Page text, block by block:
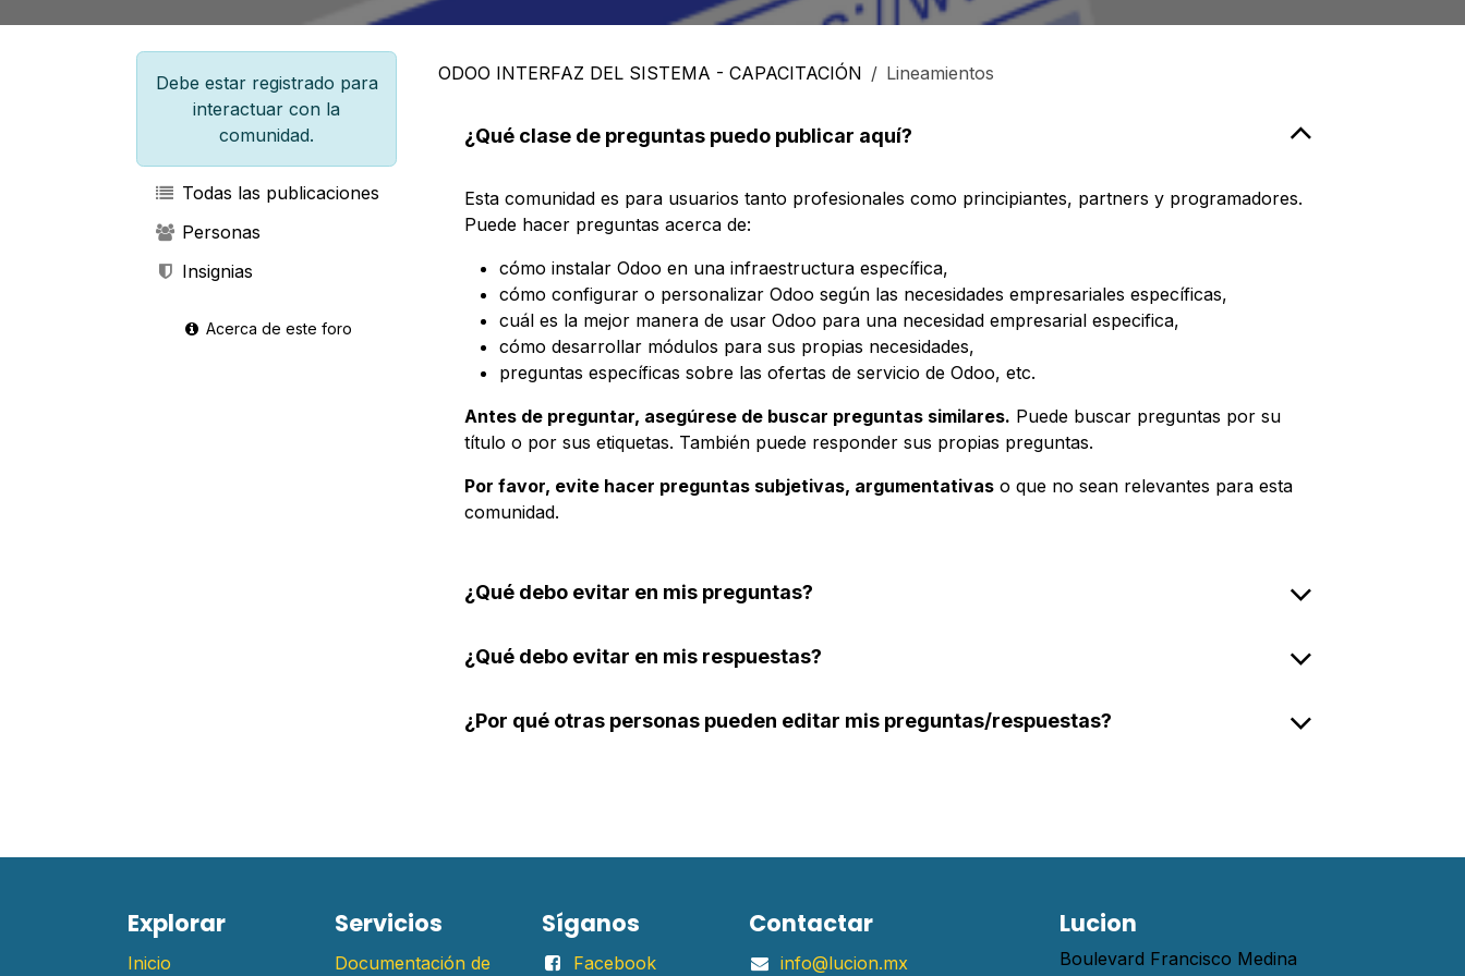
Debe estar registrado para
interactuar con la
comunidad.
Todas las publicaciones
Personas
Insignias
Acerca de este foro
ODOO INTERFAZ DEL SISTEMA - CAPACITACIÓN Lineamientos
¿Qué clase de preguntas puedo publicar aquí?
Esta comunidad es para usuarios tanto profesionales como principiantes, partners y programadores.
Puede hacer preguntas acerca de:
cómo instalar Odoo en una infraestructura específica,
cómo configurar o personalizar Odoo según las necesidades empresariales específicas,
cuál es la mejor manera de usar Odoo para una necesidad empresarial especifica,
cómo desarrollar módulos para sus propias necesidades,
preguntas específicas sobre las ofertas de servicio de Odoo, etc.
Antes de preguntar, asegúrese de buscar preguntas similares. Puede buscar preguntas por su
título o por sus etiquetas. También puede responder sus propias preguntas.
Por favor, evite hacer preguntas subjetivas, argumentativas o que no sean relevantes para esta
comunidad.
¿Qué debo evitar en mis preguntas?
¿Qué debo evitar en mis respuestas?
¿Por qué otras personas pueden editar mis preguntas/respuestas?
E​xplorar
Inicio
Servicios
Documentación de
Síganos
Facebook
Contactar
info@lucion.mx
Lucion
Boulevard Francisco Medina